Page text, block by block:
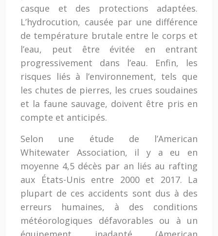
casque et des protections adaptées.
L’hydrocution, causée par une différence
de température brutale entre le corps et
l’eau, peut être évitée en entrant
progressivement dans l’eau. Enfin, les
risques liés à l’environnement, tels que
les chutes de pierres, les crues soudaines
et la faune sauvage, doivent être pris en
compte et anticipés.
Selon une étude de l’American
Whitewater Association, il y a eu en
moyenne 4,5 décès par an liés au rafting
aux États-Unis entre 2000 et 2017. La
plupart de ces accidents sont dus à des
erreurs humaines, à des conditions
météorologiques défavorables ou à un